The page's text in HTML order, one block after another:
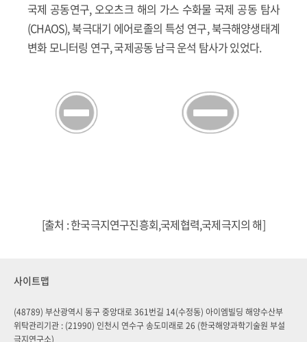
국제 공동연구, 오오츠크 해의 가스 수화물 국제 공동 탐사
(CHAOS), 북극대기 에어로졸의 특성 연구, 북극해양생태계
변화 모니터링 연구, 국제공동 남극 운석 탐사가 있었다.
[출처 : 한국극지연구진흥회,국제협력,국제극지의 해]
사이트맵
(48789) 부산광역시 동구 중앙대로 361번길 14(수정동) 아이엠빌딩 해양수산부
위탁관리기관 : (21990) 인천시 연수구 송도미래로 26 (한국해양과학기술원 부설
극지연구소)